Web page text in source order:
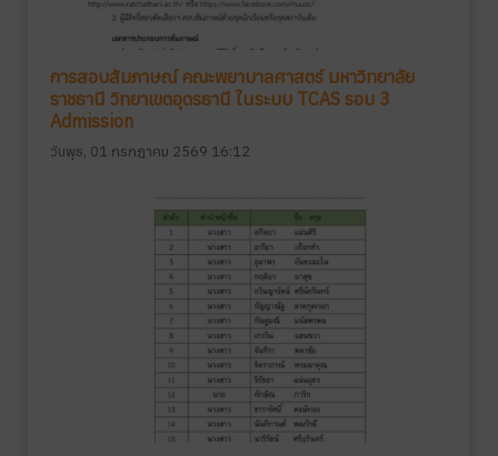
การสอบสัมภาษณ์ คณะพยาบาลศาสตร์ มหาวิทยาลัย
ราชธานี วิทยาเขตอุดรธานี ในระบบ TCAS รอบ 3
Admission
วันพุธ, 01 กรกฎาคม 2569 16:12